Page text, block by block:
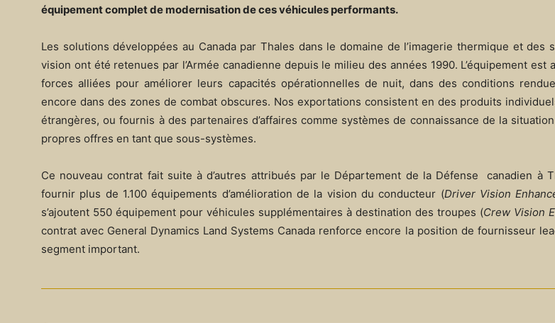
équipement complet de modernisation de ces véhicules performants.
Les solutions développées au Canada par Thales dans le domaine de l’imagerie thermique et des
vision ont été retenues par l’Armée canadienne depuis le milieu des années 1990. L’équipement est
forces alliées pour améliorer leurs capacités opérationnelles de nuit, dans des conditions
encore dans des zones de combat obscures. Nos exportations consistent en des produits
étrangères, ou fournis à des partenaires d’affaires comme systèmes de connaissance de la
propres offres en tant que sous-systèmes.
Ce nouveau contrat fait suite à d’autres attribués par le Département de la Défense canadien à
fournir plus de 1.100 équipements d’amélioration de la vision du conducteur (Driver Vision
s’ajoutent 550 équipement pour véhicules supplémentaires à destination des troupes (Crew Vision
contrat avec General Dynamics Land Systems Canada renforce encore la position de fournisseur
segment important.